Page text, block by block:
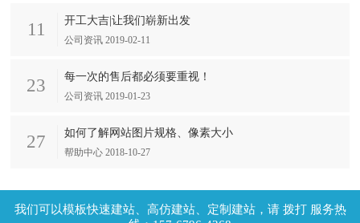
11 开工大吉|让我们崭新出发
公司资讯 2019-02-11
23 每一次的售后都必须要重视！
公司资讯 2019-01-23
27 如何了解网站图片规格、像素大小
帮助中心 2018-10-27
拨打 服务热